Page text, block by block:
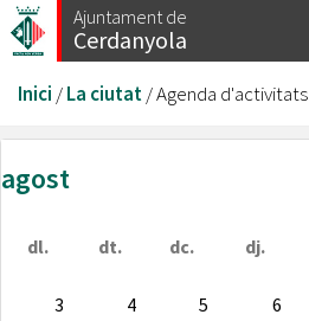
Vés
al
Ajuntament de
Cerdanyola
Esteu
aquí
Inici /La ciutat/Agenda d'activitats
agost
dl. dt. dc. dj.
3
4 5 6